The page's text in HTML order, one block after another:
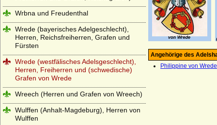
Angehörige des
Philippine von
Wrbna und Freudenthal
Wrede (bayerisches Adelgeschlecht),
Herren, Reichsfreiherren, Grafen und
Fürsten
Wrede (westfälisches Adelsgeschlecht),
Herren, Freiherren und (schwedische)
Grafen von Wrede
Wreech (Herren und Grafen von Wreech)
Wulffen (Anhalt-Magdeburg), Herren von
Wulffen